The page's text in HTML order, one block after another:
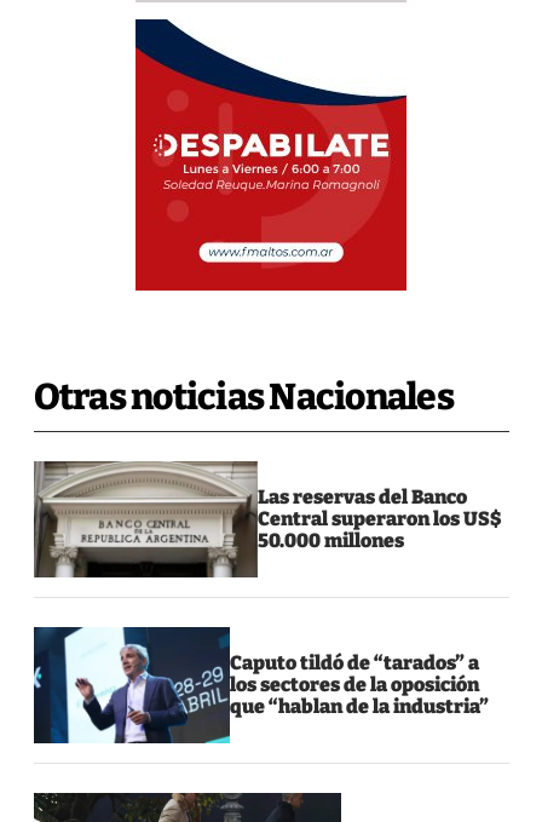
Otras noticias Nacionales
Las reservas del Banco
Central superaron los US$
50.000 millones
Caputo tildó de “tarados” a
los sectores de la oposición
que “hablan de la industria”